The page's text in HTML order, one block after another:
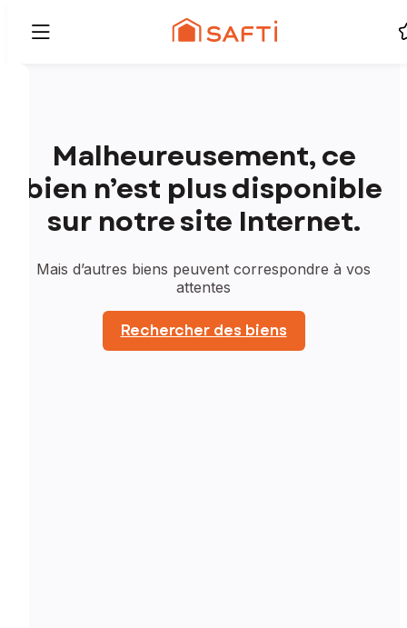
Malheureusement, ce
bien n’est plus disponible
sur notre site Internet.
Mais d’autres biens peuvent correspondre à vos
attentes
Rechercher des biens